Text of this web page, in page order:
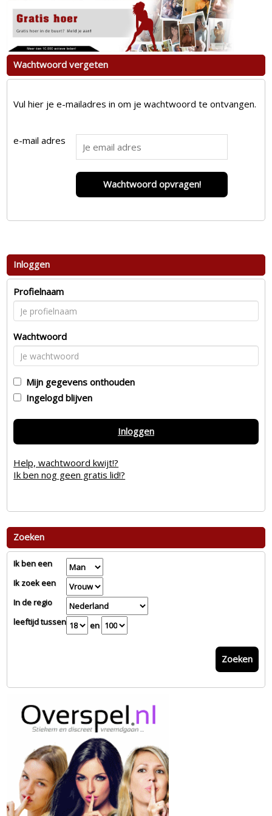
Wachtwoord vergeten
Vul hier je e-mailadres in om je wachtwoord te ontvangen.
e-mail adres
Wachtwoord opvragen!
Inloggen
Profielnaam
Wachtwoord
Mijn gegevens onthouden
Ingelogd blijven
Inloggen
Help, wachtwoord kwijt!?
Ik ben nog geen gratis lid!?
Zoeken
Ik ben een
Ik zoek een
In de regio
leeftijd tussen
en
Zoeken